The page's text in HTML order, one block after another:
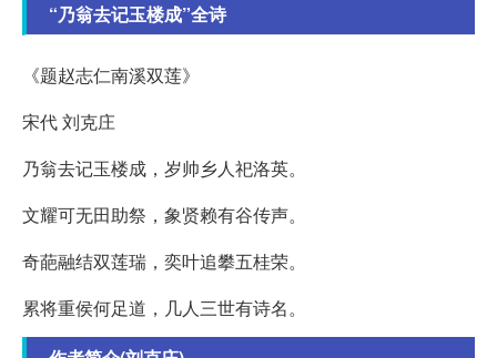
“乃翁去记玉楼成”全诗
《题赵志仁南溪双莲》
宋代 刘克庄
乃翁去记玉楼成，岁帅乡人祀洛英。
文耀可无田助祭，象贤赖有谷传声。
奇葩融结双莲瑞，奕叶追攀五桂荣。
累将重侯何足道，几人三世有诗名。